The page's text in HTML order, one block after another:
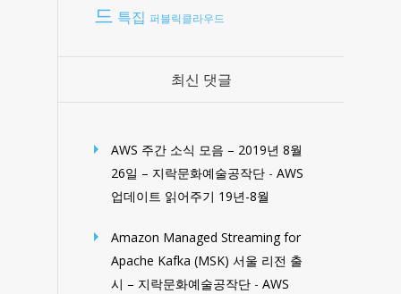
드 특집 퍼블릭클라우드
최신 댓글
AWS 주간 소식 모음 – 2019년 8월
26일 – 지락문화예술공작단 - AWS
업데이트 읽어주기 19년-8월
Amazon Managed Streaming for
Apache Kafka (MSK) 서울 리전 출
시 – 지락문화예술공작단 - AWS